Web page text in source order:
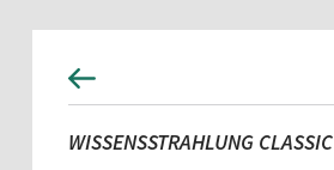
WISSENSSTRAHLUNG CLASSIC